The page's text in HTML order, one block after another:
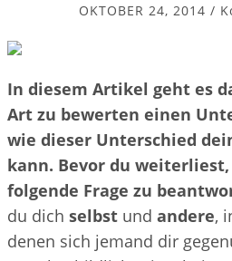
OKTOBER 24, 2014 /
In diesem Artikel geht es
Art zu bewerten einen
wie dieser Unterschied
kann. Bevor du
folgende Frage zu
du dich selbstund andere,
denen sich jemand dir